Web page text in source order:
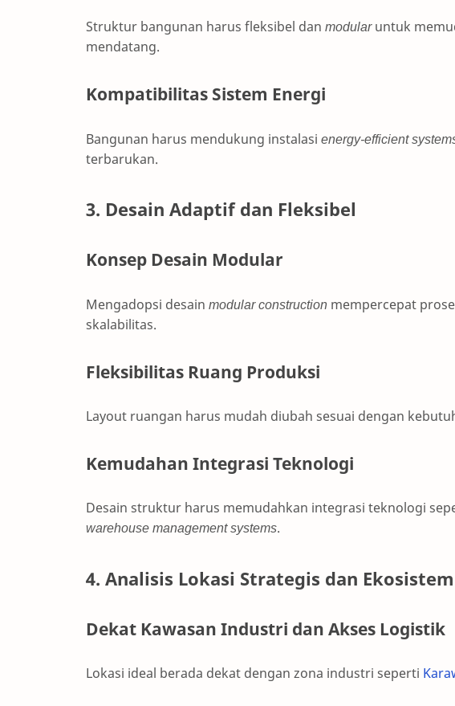
Struktur bangunan harus fleksibel dan modularuntuk
mendatang.
Kompatibilitas Sistem Energi
Bangunan harus mendukung instalasi energy-efficient
terbarukan.
3. Desain Adaptif dan Fleksibel
Konsep Desain Modular
Mengadopsi desain modular construction mempercepat
skalabilitas.
Fleksibilitas Ruang Produksi
Layout ruangan harus mudah diubah sesuai dengan
Kemudahan Integrasi Teknologi
Desain struktur harus memudahkan integrasi teknologi
warehouse management systems.
4. Analisis Lokasi Strategis dan
Dekat Kawasan Industri dan Akses Logistik
Lokasi ideal berada dekat dengan zona industri seperti